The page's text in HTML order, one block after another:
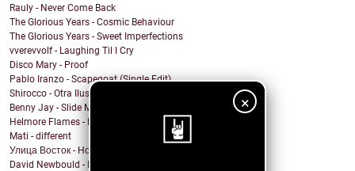
×
Rauly - Never Come Back
The Glorious Years - Cosmic Behaviour
The Glorious Years - Sweet Imperfections
vverevvolf - Laughing Til I Cry
Disco Mary - Proof
Pablo Iranzo - Scapegoat (Single Edit)
Shirocco - Otra Ilusión
Benny Jay - Slide My Way
Helmore Flames - E Pluribus Unum
Mati - different
Улица Восток - Ночь
David Newbould - Into The Deep